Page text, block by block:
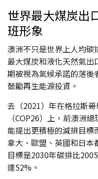
世界最大煤炭出
班形象
澳洲不只是世界上人均
最大煤炭和液化天然氣
期被視為氣候承諾的落後
鼓勵再生能源投資。
去（2021）年在格拉斯
（COP26）上，前澳洲
能提出更積極的減排目
拿大、歐盟、英國和日
目標是2030年碳排比
達52%。